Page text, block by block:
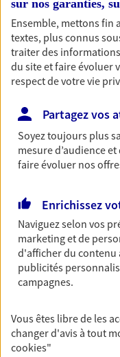
Découvrir les offres
Retraite
Préparez
notre solution PER
spécialement
Découvrir l'offre
Pour un avenir
contrat
d'accident ou de
garanties
invalidité ou de
Santé
sur nos garanties,
Ensemble, mettons fin
textes, plus connus
traiter des
du site et faire évoluer
respect de votre vie
Partagez vos
Soyez toujours plus
mesure d’audience
faire évoluer nos
Enrichissez
Naviguez selon vos
marketing et de
d'afficher du contenu
publicités
campagnes.
Vous êtes libre de les
changer d'avis à tout
cookies"